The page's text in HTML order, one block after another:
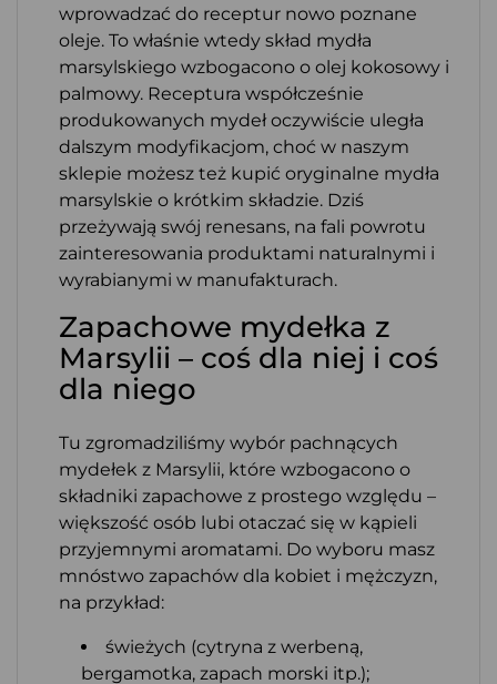
wprowadzać do receptur nowo poznane
oleje. To właśnie wtedy skład mydła
marsylskiego wzbogacono o olej kokosowy i
palmowy. Receptura współcześnie
produkowanych mydeł oczywiście uległa
dalszym modyfikacjom, choć w naszym
sklepie możesz też kupić oryginalne mydła
marsylskie o krótkim składzie. Dziś
przeżywają swój renesans, na fali powrotu
zainteresowania produktami naturalnymi i
wyrabianymi w manufakturach.
Zapachowe mydełka z
Marsylii – coś dla niej i coś
dla niego
Tu zgromadziliśmy wybór pachnących
mydełek z Marsylii, które wzbogacono o
składniki zapachowe z prostego względu –
większość osób lubi otaczać się w kąpieli
przyjemnymi aromatami. Do wyboru masz
mnóstwo zapachów dla kobiet i mężczyzn,
na przykład:
świeżych (cytryna z werbeną,
bergamotka, zapach morski itp.);